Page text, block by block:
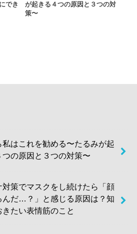
でき
が起きる４つの原因と３つの対
策〜
私はこれを勧める〜たるみが起
つの原因と３つの対策〜
対策でマスクをし続けたら「顔
んだ…？」と感じる原因は？知
きたい表情筋のこと